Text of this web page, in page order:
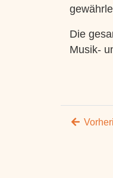
Die
Musik-